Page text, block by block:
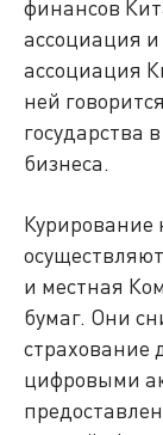
финансов
ассоциация
ассоциация
ней
государства
бизнеса.
Курирование
и местная
бумаг. Они
страхование
цифровыми